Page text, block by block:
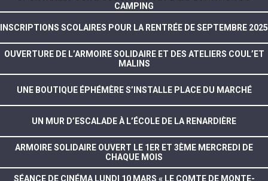
CAMPING
INSCRIPTIONS SCOLAIRES POUR LA RENTRÉE DE SEPTEMBRE 2025
OUVERTURE DE L’ARMOIRE SOLIDAIRE ET DES ATELIERS COUL’ET
MALINS
UNE BOUTIQUE ÉPHÉMÈRE S’INSTALLE PLACE DU MARCHÉ
UN MUR D’ESCALADE À L’ÉCOLE DE LA RENARDIÈRE
ARMOIRE SOLIDAIRE OUVERT LE 1ER ET 3ÈME MERCREDI DE
CHAQUE MOIS
SÉANCE DE CINÉMA LUNDI 10 MARS « LE COMTE DE MONTE-